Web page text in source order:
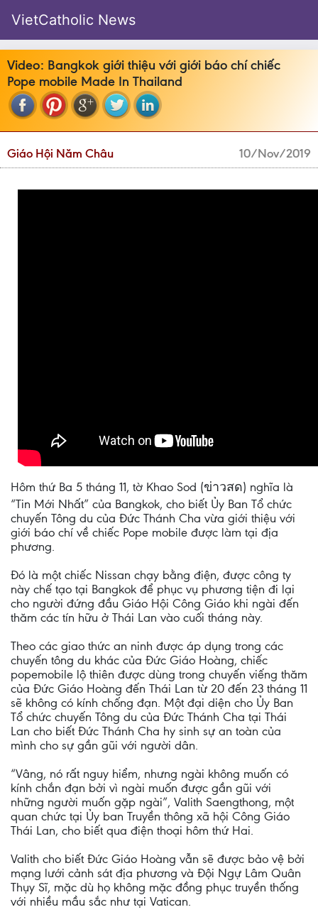
VietCatholic News
Video: Bangkok giới thiệu với giới báo chí chiếc
Pope mobile Made In Thailand
Giáo Hội Năm Châu 10/Nov/2019
Hôm thứ Ba 5 tháng 11, tờ Khao Sod (ข่าวสด) nghĩa là
“Tin Mới Nhất” của Bangkok, cho biết Ủy Ban Tổ chức
chuyến Tông du của Đức Thánh Cha vừa giới thiệu với
giới báo chí về chiếc Pope mobile được làm tại địa
phương.
Đó là một chiếc Nissan chạy bằng điện, được công ty
này chế tạo tại Bangkok để phục vụ phương tiện đi lại
cho người đứng đầu Giáo Hội Công Giáo khi ngài đến
thăm các tín hữu ở Thái Lan vào cuối tháng này.
Theo các giao thức an ninh được áp dụng trong các
chuyến tông du khác của Đức Giáo Hoàng, chiếc
popemobile lộ thiên được dùng trong chuyến viếng thăm
của Đức Giáo Hoàng đến Thái Lan từ 20 đến 23 tháng 11
sẽ không có kính chống đạn. Một đại diện cho Ủy Ban
Tổ chức chuyến Tông du của Đức Thánh Cha tại Thái
Lan cho biết Đức Thánh Cha hy sinh sự an toàn của
mình cho sự gần gũi với người dân.
“Vâng, nó rất nguy hiểm, nhưng ngài không muốn có
kính chắn đạn bởi vì ngài muốn được gần gũi với
những người muốn gặp ngài”, Valith Saengthong, một
quan chức tại Ủy ban Truyền thông xã hội Công Giáo
Thái Lan, cho biết qua điện thoại hôm thứ Hai.
Valith cho biết Đức Giáo Hoàng vẫn sẽ được bảo vệ bởi
mạng lưới cảnh sát địa phương và Đội Ngự Lâm Quân
Thụy Sĩ, mặc dù họ không mặc đồng phục truyền thống
với nhiều mầu sắc như tại Vatican.